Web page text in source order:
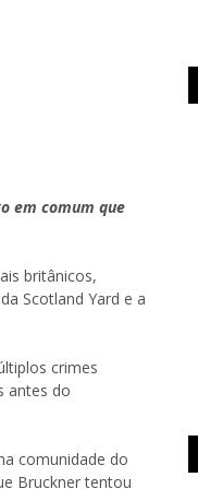
em comum que
britânicos,
Scotland Yard e a
crimes
antes do
comunidade do
Bruckner tentou